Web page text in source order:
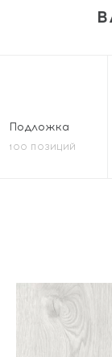
Подложка
100 ПОЗИЦИЙ